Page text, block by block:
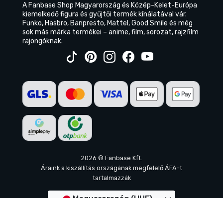
A Fanbase Shop Magyarország és Közép-Kelet-Európa
kiemelkedő figura és gyűjtői termék kínálatával vár.
Funko, Hasbro, Banpresto, Mattel, Good Smile és még
sok más márka termékei – anime, film, sorozat, rajzfilm
rajongóknak.
2026 © Fanbase Kft.
Áraink a kiszállítás országának megfelelő ÁFA-t
tartalmazzák